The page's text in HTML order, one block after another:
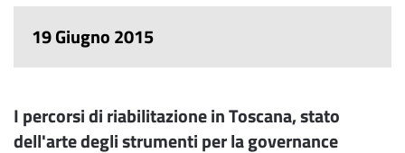
19 Giugno 2015
I percorsi di riabilitazione in Toscana, stato
dell'arte degli strumenti per la governance